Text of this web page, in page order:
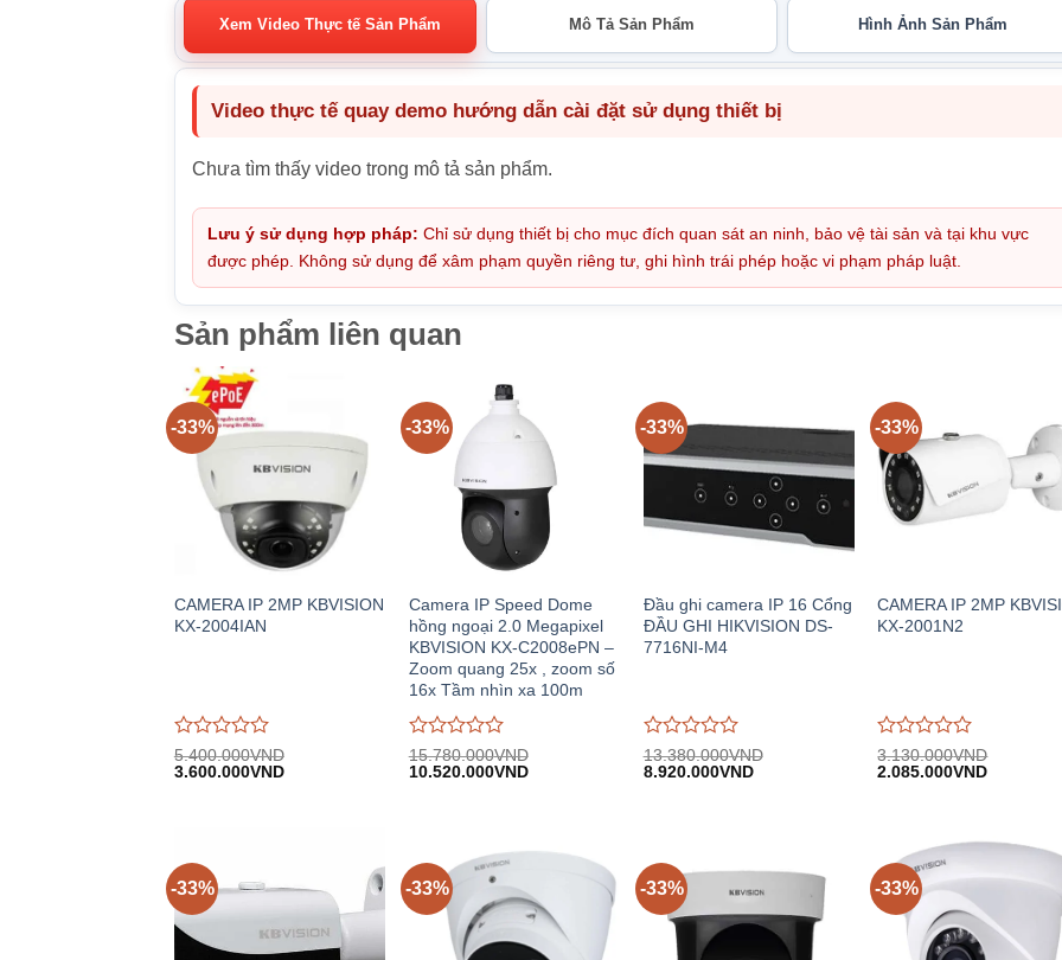
Xem Video Thực tế Sản Phẩm Mô Tả Sản Phẩm Hình Ảnh Sản Phẩm
Video thực tế quay demo hướng dẫn cài đặt sử dụng thiết bị
Chưa tìm thấy video trong mô tả sản phẩm.
Lưu ý sử dụng hợp pháp: Chỉ sử dụng thiết bị cho mục đích quan sát an ninh, bảo vệ tài sản và tại khu vực
được phép. Không sử dụng để xâm phạm quyền riêng tư, ghi hình trái phép hoặc vi phạm pháp luật.
Sản phẩm liên quan
-33%
CAMERA IP 2MP KBVISION
KX-2004IAN
Được
đánh
5.400.000VND
Giá
3.600.000VNDGiá
-33%
Camera IP Speed Dome
hồng ngoại 2.0 Megapixel
KBVISION KX-C2008ePN –
Zoom quang 25x , zoom số
16x Tầm nhìn xa 100m
Được
đánh
15.780.000VND
Giá
10.520.000VNDGiá
-33%
Đầu ghi camera IP 16 Cổng
ĐẦU GHI HIKVISION DS-
7716NI-M4
Được
đánh
13.380.000VND
Giá
8.920.000VNDGiá
-33%
CAMERA IP 2MP
KX-2001N2
Được
đánh
3.130.000VND
Giá
2.085.000VNDGiá
-33% -33% -33% -33%